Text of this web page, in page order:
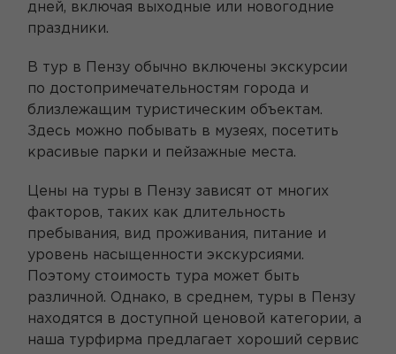
дней, включая выходные или новогодние
праздники.
В тур в Пензу обычно включены экскурсии
по достопримечательностям города и
близлежащим туристическим объектам.
Здесь можно побывать в музеях, посетить
красивые парки и пейзажные места.
Цены на туры в Пензу зависят от многих
факторов, таких как длительность
пребывания, вид проживания, питание и
уровень насыщенности экскурсиями.
Поэтому стоимость тура может быть
различной. Однако, в среднем, туры в Пензу
находятся в доступной ценовой категории, а
наша турфирма предлагает хороший сервис